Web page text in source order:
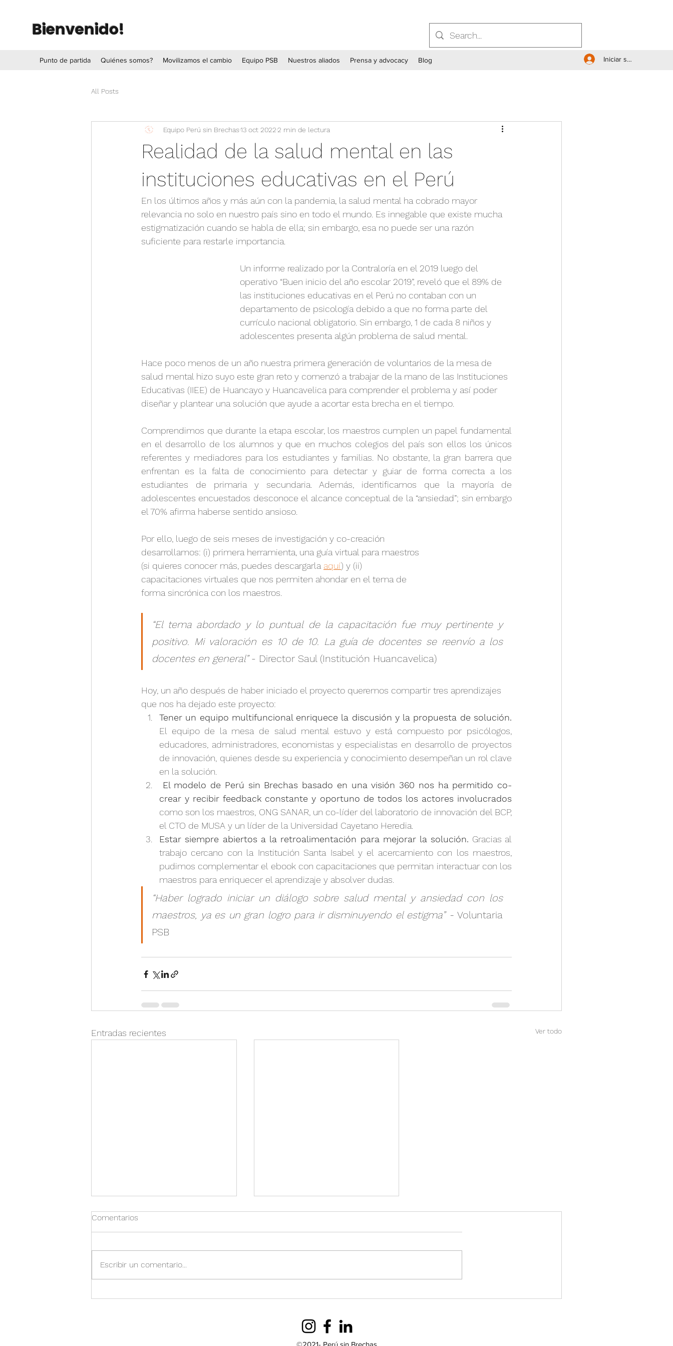
Bienvenido!
Punto de partida Quiénes somos? Movilizamos el cambio Equipo PSB Nuestros aliados Prensa y advocacy Blog Iniciar sesión
All Posts
Realidad de la salud mental en las
instituciones educativas en el Perú
Equipo Perú sin Brechas13 oct 20222 min de lectura
En los últimos años y más aún con la pandemia, la salud mental ha cobrado mayor
relevancia no solo en nuestro país sino en todo el mundo. Es innegable que existe mucha
estigmatización cuando se habla de ella; sin embargo, esa no puede ser una razón
suficiente para restarle importancia.
Un informe realizado por la Contraloría en el 2019 luego del
operativo “Buen inicio del año escolar 2019”, reveló que el 89% de
las instituciones educativas en el Perú no contaban con un
departamento de psicología debido a que no forma parte del
currículo nacional obligatorio. Sin embargo, 1 de cada 8 niños y
adolescentes presenta algún problema de salud mental.
Hace poco menos de un año nuestra primera generación de voluntarios de la mesa de
salud mental hizo suyo este gran reto y comenzó a trabajar de la mano de las Instituciones
Educativas (IIEE) de Huancayo y Huancavelica para comprender el problema y así poder
diseñar y plantear una solución que ayude a acortar esta brecha en el tiempo.
Comprendimos que durante la etapa escolar, los maestros cumplen un papel fundamental
en el desarrollo de los alumnos y que en muchos colegios del país son ellos los únicos
referentes y mediadores para los estudiantes y familias. No obstante, la gran barrera que
enfrentan es la falta de conocimiento para detectar y guiar de forma correcta a los
estudiantes de primaria y secundaria. Además, identificamos que la mayoría de
adolescentes encuestados desconoce el alcance conceptual de la “ansiedad”; sin embargo
el 70% afirma haberse sentido ansioso.
Por ello, luego de seis meses de investigación y co-creación
desarrollamos: (i) primera herramienta, una guía virtual para maestros
(si quieres conocer más, puedes descargarla aquí) y (ii)
capacitaciones virtuales que nos permiten ahondar en el tema de
forma sincrónica con los maestros.
“El tema abordado y lo puntual de la capacitación fue muy pertinente y
positivo. Mi valoración es 10 de 10. La guía de docentes se reenvío a los
docentes en general” - Director Saul (Institución Huancavelica)
Hoy, un año después de haber iniciado el proyecto queremos compartir tres aprendizajes
que nos ha dejado este proyecto:
Tener un equipo multifuncional enriquece la discusión y la propuesta de solución.
El equipo de la mesa de salud mental estuvo y está compuesto por psicólogos,
educadores, administradores, economistas y especialistas en desarrollo de proyectos
de innovación, quienes desde su experiencia y conocimiento desempeñan un rol clave
en la solución.
El modelo de Perú sin Brechas basado en una visión 360 nos ha permitido co-
crear y recibir feedback constante y oportuno de todos los actores involucrados
como son los maestros, ONG SANAR, un co-líder del laboratorio de innovación del BCP,
el CTO de MUSA y un líder de la Universidad Cayetano Heredia.
Estar siempre abiertos a la retroalimentación para mejorar la solución. Gracias al
trabajo cercano con la Institución Santa Isabel y el acercamiento con los maestros,
pudimos complementar el ebook con capacitaciones que permitan interactuar con los
maestros para enriquecer el aprendizaje y absolver dudas.
“Haber logrado iniciar un diálogo sobre salud mental y ansiedad con los
maestros, ya es un gran logro para ir disminuyendo el estigma” - Voluntaria
PSB
Entradas recientes Ver todo
Comentarios
Escribir un comentario...